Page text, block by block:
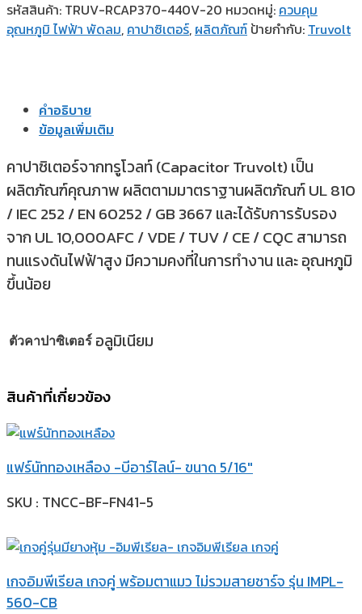
รหัสสินค้า: TRUV-RCAP370-440V-20 หมวดหมู่: ควบคุม
อุณหภูมิ ไฟฟ้า พัดลม, คาปาซิเตอร์, ผลิตภัณฑ์ ป้ายกำกับ: Truvolt
คำอธิบาย
ข้อมูลเพิ่มเติม
คาปาซิเตอร์จากทรูโวลท์ (Capacitor Truvolt) เป็น
ผลิตภัณฑ์คุณภาพ ผลิตตามมาตราฐานผลิตภัณฑ์ UL 810
/ IEC 252 / EN 60252 / GB 3667 และได้รับการรับรอง
จาก UL 10,000AFC / VDE / TUV / CE / CQC สามารถ
ทนแรงดันไฟฟ้าสูง มีความคงที่ในการทำงาน และ อุณหภูมิ
ขึ้นน้อย
ตัวคาปาซิเตอร์ อลูมิเนียม
สินค้าที่เกี่ยวข้อง
แฟร์นัททองเหลือง -บีอาร์ไลน์- ขนาด 5/16″
SKU : TNCC-BF-FN41-5
เกจอิมพีเรียล เกจคู่ พร้อมตาแมว ไม่รวมสายชาร์จ รุ่น IMPL-
560-CB